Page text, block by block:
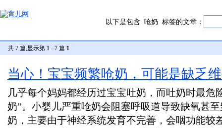
以下是包含 呛奶 标签的文章：
共 7 篇,显示第 1 - 7 篇 1
当心！宝宝频繁呛奶，可能是缺乏
几乎每个妈妈都经历过宝宝吐奶，而吐奶时最危
奶”。小婴儿严重呛奶会阻塞呼吸道导致缺氧甚
奶，主要由于神经系统发育不完善，会咽功能较